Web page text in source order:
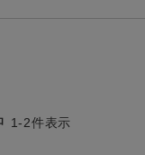
1-2件表示